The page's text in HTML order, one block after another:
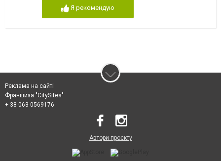
Я рекомендую
Реклама на сайті
Франшиза "CitySites"
+ 38 063 0569176
Автори проєкту